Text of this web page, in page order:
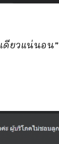
ดียวแน่นอน”